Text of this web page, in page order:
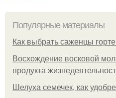
Популярные материалы
Как выбрать саженцы
Восхождение восковой
продукта
Шелуха семечек, как